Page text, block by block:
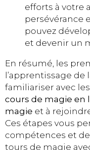
efforts à votre
persévérance
pouvez
et devenir un
En résumé, les
l’apprentissage
familiariser avec les
cours de magie en
magie et à
Ces étapes vous
compétences et
tours de magie